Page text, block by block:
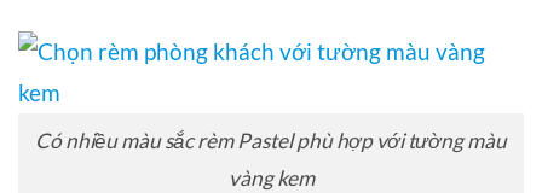
Có nhiều màu sắc rèm Pastel phù hợp với tường màu
vàng kem